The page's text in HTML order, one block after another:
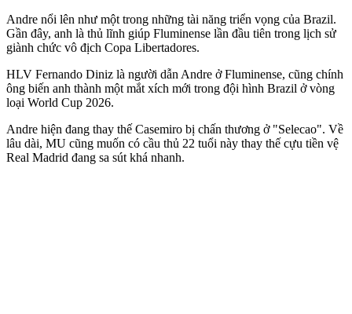
Andre nổi lên như một trong những tài năng triển vọng của Brazil.
Gần đây, anh là thủ lĩnh giúp Fluminense lần đầu tiên trong lịch sử
giành chức vô địch Copa Libertadores.
HLV Fernando Diniz là người dẫn Andre ở Fluminense, cũng chính
ông biến anh thành một mắt xích mới trong đội hình Brazil ở vòng
loại World Cup 2026.
Andre hiện đang thay thế Casemiro bị chấn thương ở "Selecao". Về
lâu dài, MU cũng muốn có cầu thủ 22 tuổi này thay thế cựu tiền vệ
Real Madrid đang sa sút khá nhanh.